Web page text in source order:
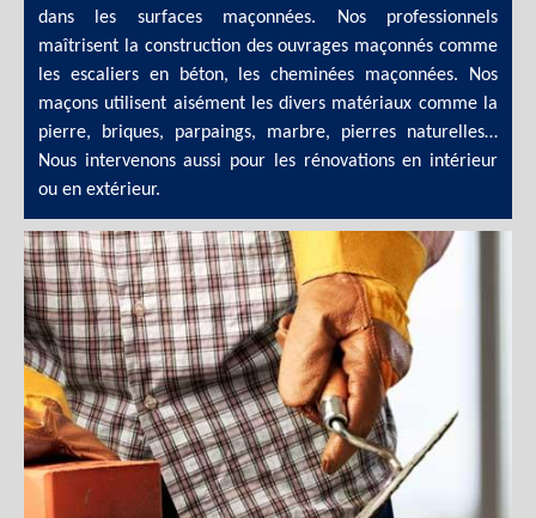
dans les surfaces maçonnées. Nos professionnels
maîtrisent la construction des ouvrages maçonnés comme
les escaliers en béton, les cheminées maçonnées. Nos
maçons utilisent aisément les divers matériaux comme la
pierre, briques, parpaings, marbre, pierres naturelles…
Nous intervenons aussi pour les rénovations en intérieur
ou en extérieur.